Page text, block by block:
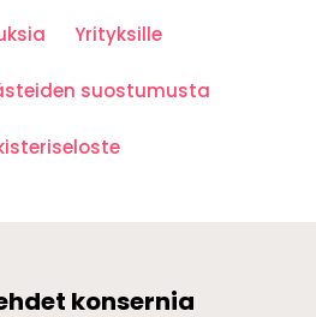
Yrityksille
suostumusta
konsernia